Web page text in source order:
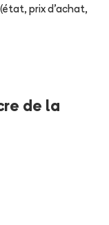
prix d'achat,
de la